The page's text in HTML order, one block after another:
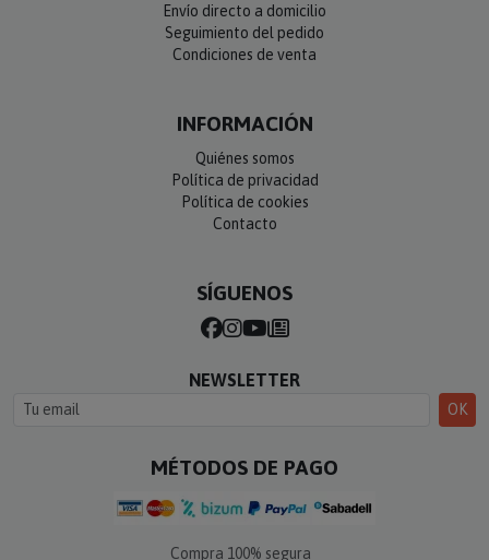
Envío directo a domicilio
Seguimiento del pedido
Condiciones de venta
INFORMACIÓN
Quiénes somos
Política de privacidad
Política de cookies
Contacto
SÍGUENOS
NEWSLETTER
OK
MÉTODOS DE PAGO
Compra 100% segura